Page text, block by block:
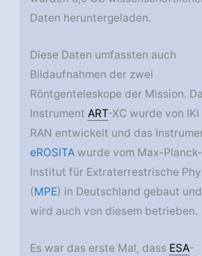
Daten heruntergeladen.
Diese Daten umfassten auch
Bildaufnahmen der zwei
Röntgenteleskope der Mission.
InstrumentART-XC wurde von IKI
RAN entwickelt und das
eROSITA wurde vom Max-Planck-
Institut für Extraterrestrische
(MPE) in Deutschland gebaut und
wird auch von diesem betrieben.
Es war das erste Mal, dass ESA-